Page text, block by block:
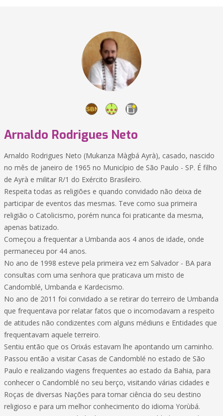
Arnaldo Rodrigues Neto
Arnaldo Rodrigues Neto (Mukanza Màgbá Ayrà), casado, nascido
no mês de janeiro de 1965 no Município de São Paulo - SP. É filho
de Ayrà e militar R/1 do Exército Brasileiro.
Respeita todas as religiões e quando convidado não deixa de
participar de eventos das mesmas. Teve como sua primeira
religião o Catolicismo, porém nunca foi praticante da mesma,
apenas batizado.
Começou a frequentar a Umbanda aos 4 anos de idade, onde
permaneceu por 44 anos.
No ano de 1998 esteve pela primeira vez em Salvador - BA para
consultas com uma senhora que praticava um misto de
Candomblé, Umbanda e Kardecismo.
No ano de 2011 foi convidado a se retirar do terreiro de Umbanda
que frequentava por relatar fatos que o incomodavam a respeito
de atitudes não condizentes com alguns médiuns e Entidades que
frequentavam aquele terreiro.
Sentiu então que os Orixás estavam lhe apontando um caminho.
Passou então a visitar Casas de Candomblé no estado de São
Paulo e realizando viagens frequentes ao estado da Bahia, para
conhecer o Candomblé no seu berço, visitando várias cidades e
Roças de diversas Nações para tomar ciência do seu destino
religioso e para um melhor conhecimento do idioma Yorùbá.